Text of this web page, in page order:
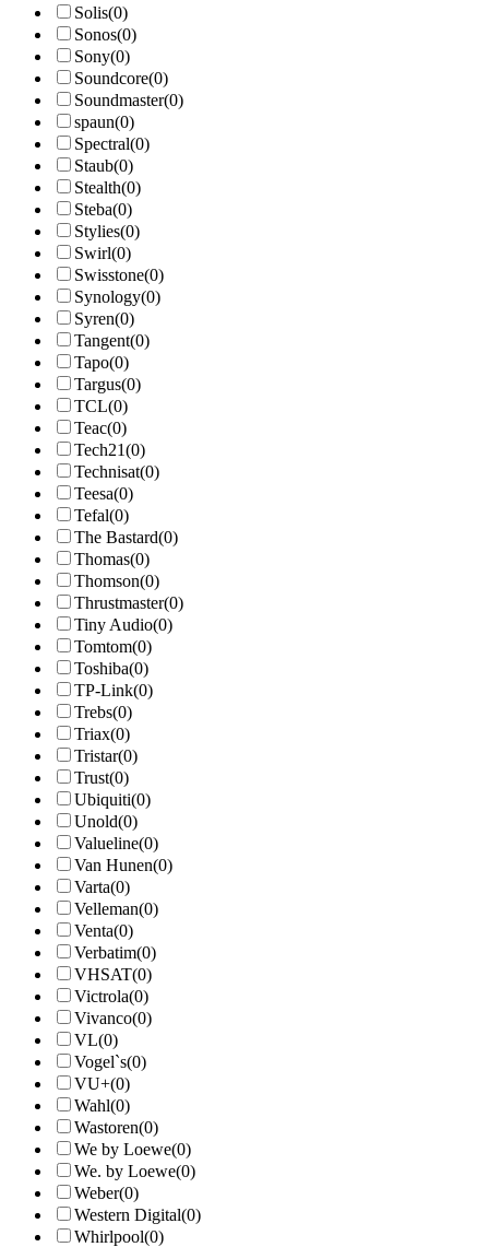
Solis(0)
Sonos(0)
Sony(0)
Soundcore(0)
Soundmaster(0)
spaun(0)
Spectral(0)
Staub(0)
Stealth(0)
Steba(0)
Stylies(0)
Swirl(0)
Swisstone(0)
Synology(0)
Syren(0)
Tangent(0)
Tapo(0)
Targus(0)
TCL(0)
Teac(0)
Tech21(0)
Technisat(0)
Teesa(0)
Tefal(0)
The Bastard(0)
Thomas(0)
Thomson(0)
Thrustmaster(0)
Tiny Audio(0)
Tomtom(0)
Toshiba(0)
TP-Link(0)
Trebs(0)
Triax(0)
Tristar(0)
Trust(0)
Ubiquiti(0)
Unold(0)
Valueline(0)
Van Hunen(0)
Varta(0)
Velleman(0)
Venta(0)
Verbatim(0)
VHSAT(0)
Victrola(0)
Vivanco(0)
VL(0)
Vogel`s(0)
VU+(0)
Wahl(0)
Wastoren(0)
We by Loewe(0)
We. by Loewe(0)
Weber(0)
Western Digital(0)
Whirlpool(0)